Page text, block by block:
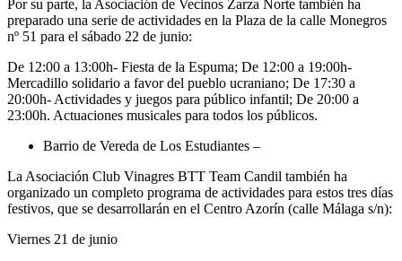
Por su parte, la Asociación de Vecinos Zarza Norte también ha
preparado una serie de actividades en la Plaza de la calle Monegros
nº 51 para el sábado 22 de junio:
De 12:00 a 13:00h- Fiesta de la Espuma; De 12:00 a 19:00h-
Mercadillo solidario a favor del pueblo ucraniano; De 17:30 a
20:00h- Actividades y juegos para público infantil; De 20:00 a
23:00h. Actuaciones musicales para todos los públicos.
Barrio de Vereda de Los Estudiantes –
La Asociación Club Vinagres BTT Team Candil también ha
organizado un completo programa de actividades para estos tres días
festivos, que se desarrollarán en el Centro Azorín (calle Málaga s/n):
Viernes 21 de junio